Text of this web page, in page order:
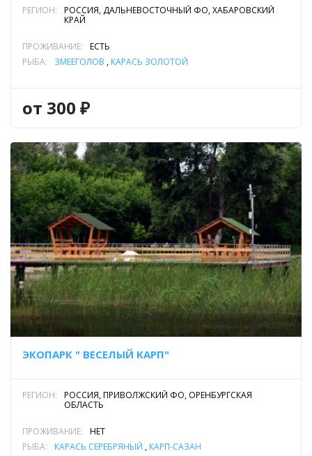
РЕГИОН:
РОССИЯ, ДАЛЬНЕВОСТОЧНЫЙ ФО, ХАБАРОВСКИЙ
КРАЙ
ПРОЖИВАНИЕ:
ЕСТЬ
РЫБА:
ЗМЕЕГОЛОВ , КАРАСЬ ЗОЛОТОЙ
от 300 ₽
ЭКОПАРК " ВЕСЕЛЫЙ КАРП"
РЕГИОН:
РОССИЯ, ПРИВОЛЖСКИЙ ФО, ОРЕНБУРГСКАЯ
ОБЛАСТЬ
ПРОЖИВАНИЕ:
НЕТ
РЫБА:
КАРАСЬ СЕРЕБРЯНЫЙ , КАРП-САЗАН